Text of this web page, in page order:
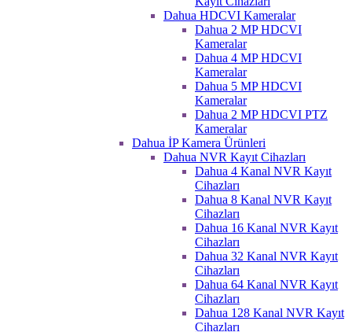
Dahua HDCVI Kameralar
Dahua 2 MP HDCVI
Kameralar
Dahua 4 MP HDCVI
Kameralar
Dahua 5 MP HDCVI
Kameralar
Dahua 2 MP HDCVI PTZ
Kameralar
Dahua İP Kamera Ürünleri
Dahua NVR Kayıt Cihazları
Dahua 4 Kanal NVR Kayıt
Cihazları
Dahua 8 Kanal NVR Kayıt
Cihazları
Dahua 16 Kanal NVR Kayıt
Cihazları
Dahua 32 Kanal NVR Kayıt
Cihazları
Dahua 64 Kanal NVR Kayıt
Cihazları
Dahua 128 Kanal NVR Kayıt
Cihazları